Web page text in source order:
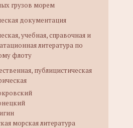
грузов морем
документация
учебная, справочная и
литература по
флоту
публицистическая
морская литература